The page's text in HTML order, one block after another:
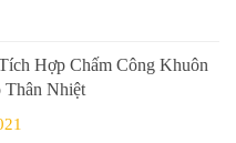
Hợp Chấm Công Khuôn
Nhiệt